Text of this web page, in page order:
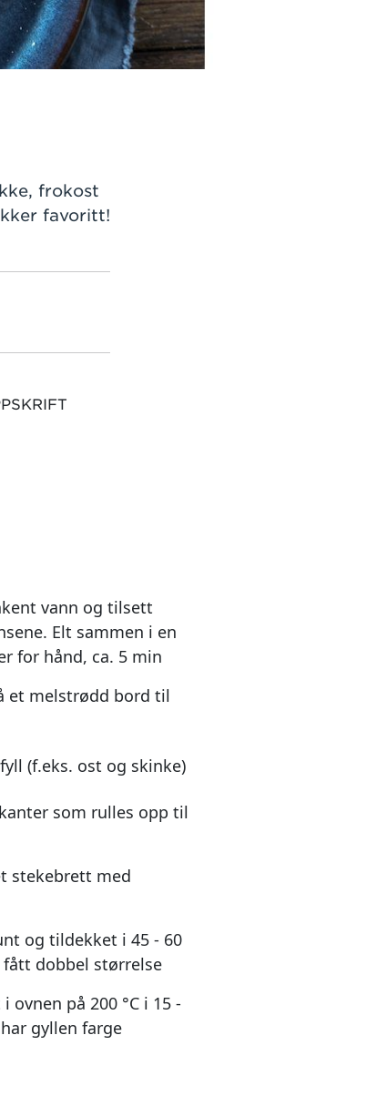
frokost
favoritt!
vann og tilsett
Elt sammen i en
for hånd, ca. 5 min
et melstrødd bord til
(f.eks. ost og skinke)
som rulles opp til
stekebrett med
og tildekket i 45 - 60
dobbel størrelse
ovnen på 200 °C i 15 -
gyllen farge